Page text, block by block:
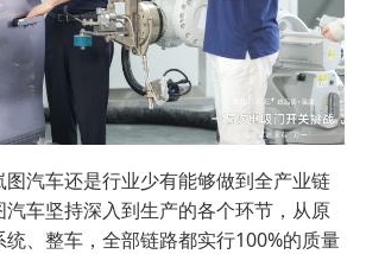
汽车还是行业少有能够做到全产业链
汽车坚持深入到生产的各个环节，从原
、整车，全部链路都实行100%的质量